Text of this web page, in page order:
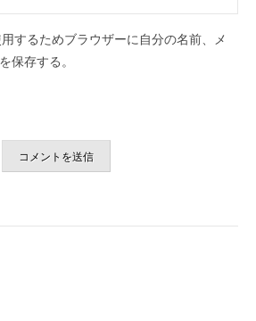
するためブラウザーに自分の名前、メ
保存する。